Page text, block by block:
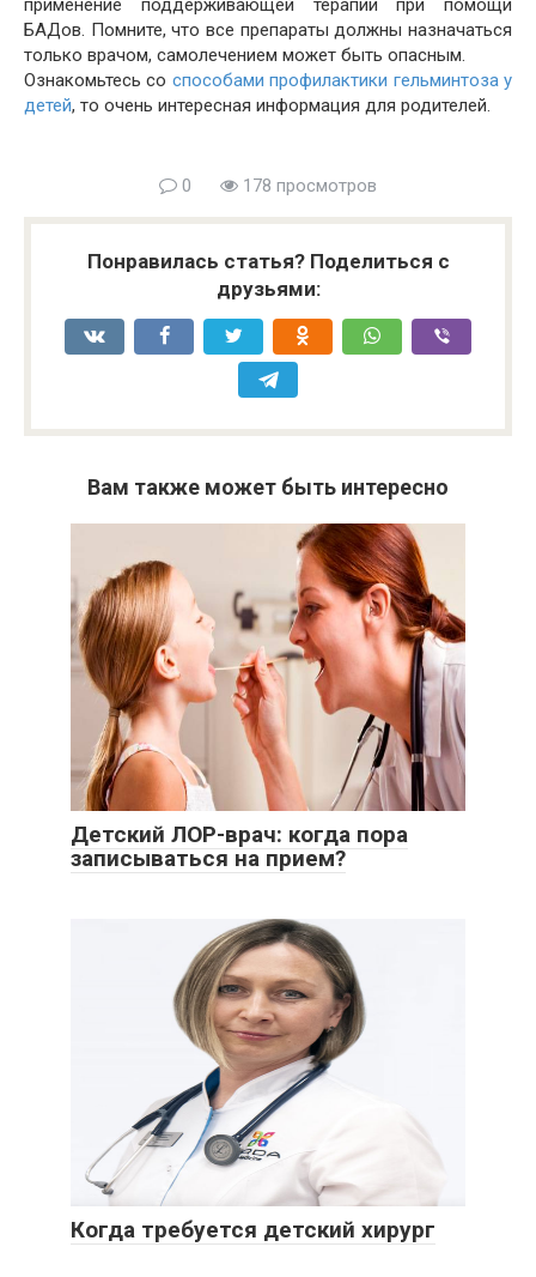
применение поддерживающей терапии при помощи
БАДов. Помните, что все препараты должны назначаться
только врачом, самолечением может быть опасным.
Ознакомьтесь со способами профилактики гельминтоза у
детей, то очень интересная информация для родителей.
0 178 просмотров
Понравилась статья? Поделиться с
друзьями:
Вам также может быть интересно
Детский ЛОР-врач: когда пора
записываться на прием?
Когда требуется детский хирург